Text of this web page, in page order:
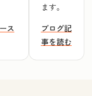
ス
ます。
ブログ記
事を読む